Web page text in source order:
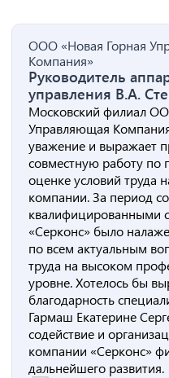
ООО «Новая Горная
Компания»
Руководитель
управления В.А.
Московский филиал
Управляющая
уважение и выражает
совместную работу по
оценке условий труда
компании. За период
квалифицированными
«Серконс» было
по всем актуальным
труда на высоком
уровне. Хотелось бы
благодарность
Гармаш Екатерине
содействие и
компании «Серконс»
дальнейшего развития.